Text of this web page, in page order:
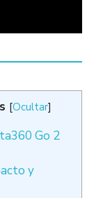
[Ocultar]
Go 2
y